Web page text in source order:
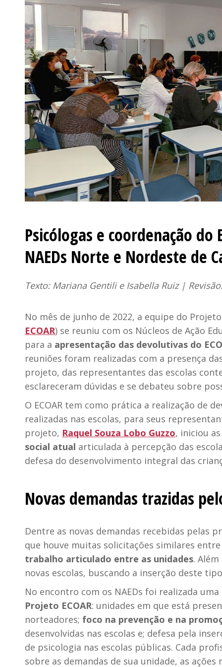
Psicólogas e coordenação do
NAEDs Norte e Nordeste de
Texto: Mariana Gentili e Isabella Ruiz |
No mês de junho de 2022, a equipe do
ECOAR) se reuniu com os Núcleos de Ação
para a apresentação das devolutivas do
reuniões foram realizadas com a presença
projeto, das representantes das escolas
esclareceram dúvidas e se debateu sobre
O ECOAR tem como prática a realização de
realizadas nas escolas, para seus
projeto, Raquel Souza Lobo Guzzo, iniciou
social atual articulada à percepção das
defesa do desenvolvimento integral das
Novas demandas trazidas
Dentre as novas demandas recebidas pelas
que houve muitas solicitações similares
trabalho articulado entre as unidades.
novas escolas, buscando a inserção deste
No encontro com os NAEDs foi realizada
Projeto ECOAR: unidades em que está
norteadores; foco na prevenção e na
desenvolvidas nas escolas e; defesa pela
de psicologia nas escolas públicas. Cada
sobre as demandas de sua unidade, as